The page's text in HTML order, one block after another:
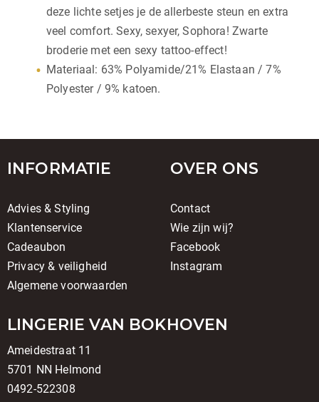
deze lichte setjes je de allerbeste steun en extra
veel comfort. Sexy, sexyer, Sophora! Zwarte
broderie met een sexy tattoo-effect!
Materiaal: 63% Polyamide/21% Elastaan / 7%
Polyester / 9% katoen.
INFORMATIE
Advies & Styling
Klantenservice
Cadeaubon
Privacy & veiligheid
Algemene voorwaarden
OVER ONS
Contact
Wie zijn wij?
Facebook
Instagram
LINGERIE VAN BOKHOVEN
Ameidestraat 11
5701 NN Helmond
0492-522308